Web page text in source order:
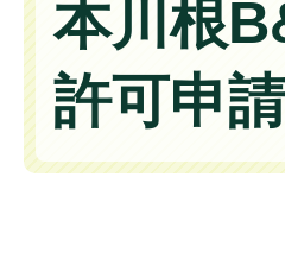
本川根
許可申